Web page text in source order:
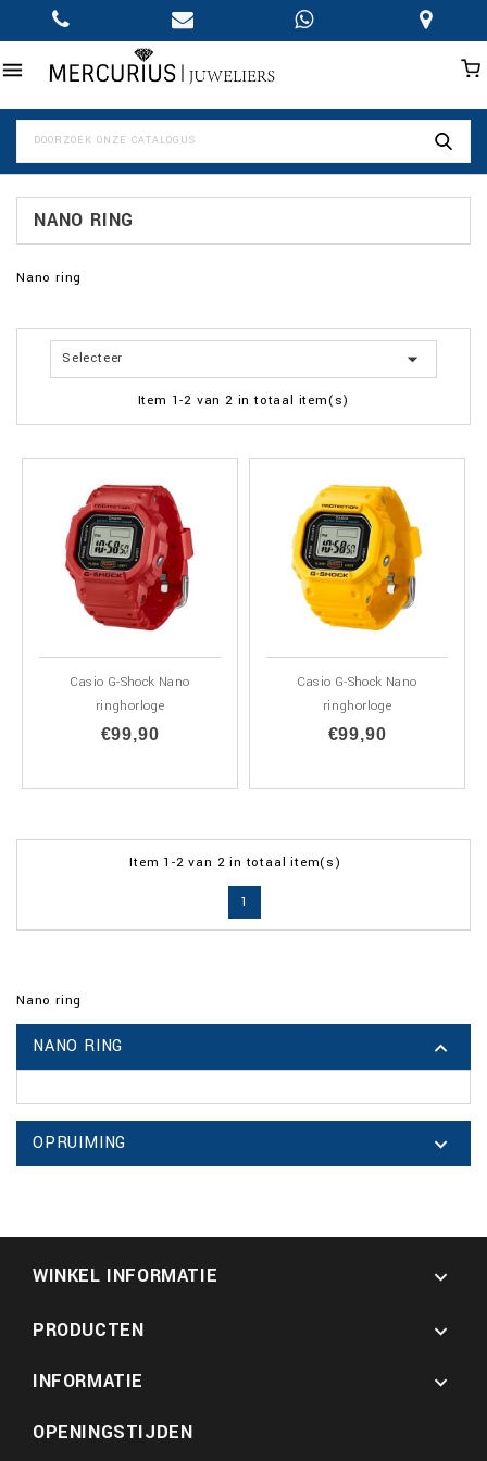

NANO RING
Nano ring
Selecteer 
Item 1-2 van 2 in totaal item(s)
Casio G-Shock Nano
ringhorloge
€99,90
Casio G-Shock Nano
ringhorloge
€99,90
Item 1-2 van 2 in totaal item(s)
1
Nano ring
NANO RING 
OPRUIMING 
WINKEL INFORMATIE 
PRODUCTEN

INFORMATIE

OPENINGSTIJDEN